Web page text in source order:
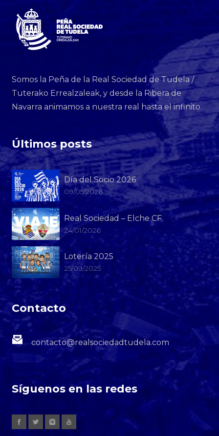
Somos la Peña de la Real Sociedad de Tudela /
Tuterako Errealzaleak, y desde la Ribera de
Navarra animamos a nuestra real hasta el infinito.
Últimos posts
Día del Socio 2026
09/05/2026
Real Sociedad – Elche CF
24/01/2026
Lotería 2025
25/09/2025
Contacto
contacto@realsociedadtudela.com
Síguenos en las redes